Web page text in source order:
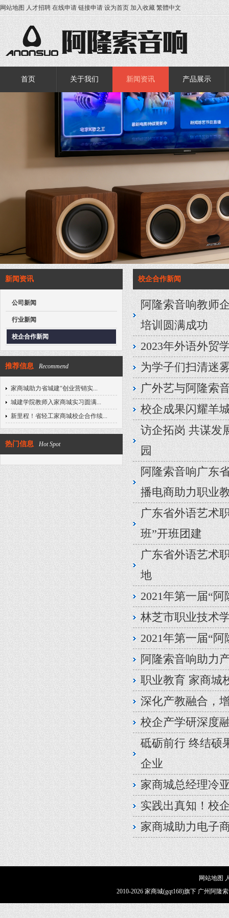
网站地图 人才招聘 在线申请 链接申请 设为首页 加入收藏 繁體中文
首页 关于我们 新闻资讯 产品展示
新闻资讯
公司新闻
行业新闻
校企合作新闻
推荐信息 Recommend
家商城助力省城建“创业营销实...
城建学院教师入家商城实习圆满...
新里程！省轻工家商城校企合作续...
热门信息 Hot Spot
校企合作新闻
阿隆索音响教师
培训圆满成功
2023年外语外贸
为学子们扫清迷
广外艺与阿隆索
校企成果闪耀羊
访企拓岗 共谋
园
阿隆索音响广东
播电商助力职业
广东省外语艺术
班”开班团建
广东省外语艺术
地
2021年第一届“
林芝市职业技术
2021年第一届“
阿隆索音响助力
职业教育 家商城
深化产教融合，
校企产学研深度
砥砺前行 终结硕
企业
家商城总经理冷
实践出真知！校
家商城助力电子
网站地图
2010-2026 家商城(gqt168)旗下 广州阿隆